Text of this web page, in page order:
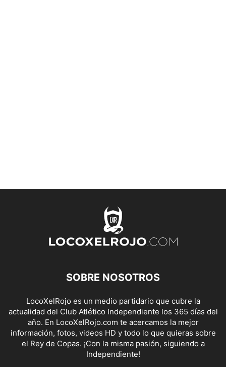
SOBRE NOSOTROS
LocoXelRojo es un medio partidario que cubre la
actualidad del Club Atlético Independiente los 365 días del
año. En LocoXelRojo.com te acercamos la mejor
información, fotos, videos HD y todo lo que quieras sobre
el Rey de Copas. ¡Con la misma pasión, siguiendo a
Independiente!